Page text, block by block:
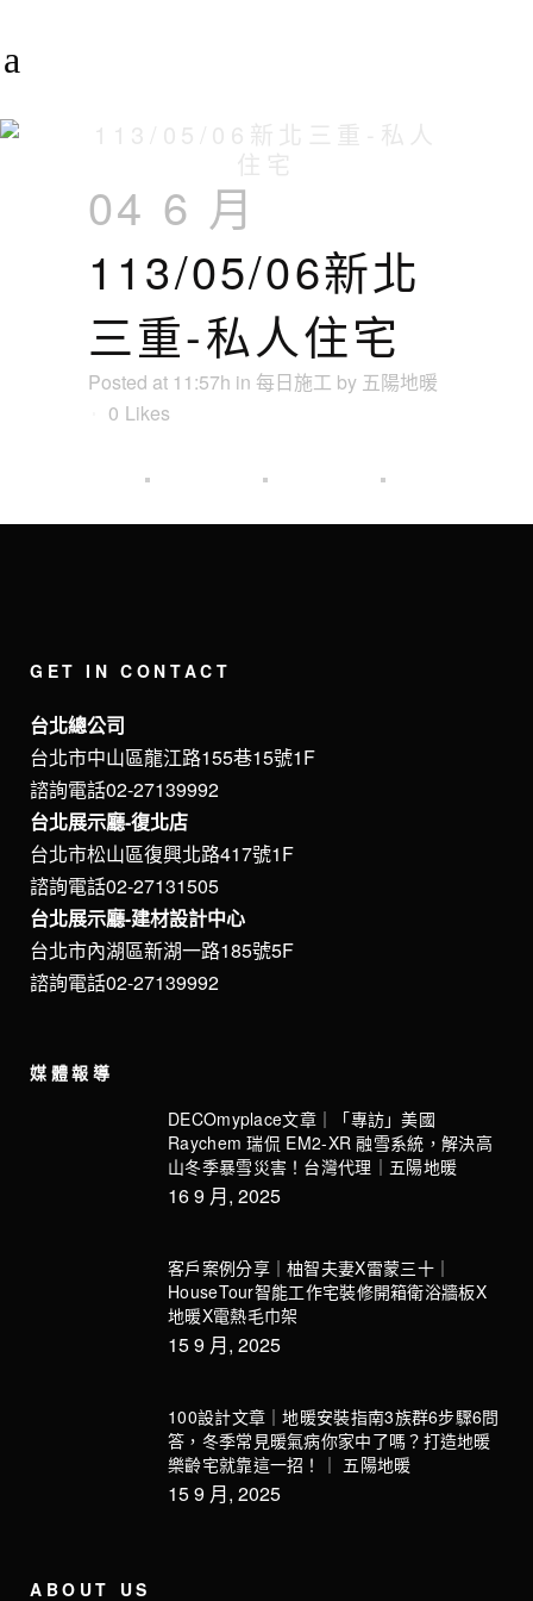
04 6 月
113/05/06新北
三重-私人住宅
Posted at 11:57h in 每日施工 by 五陽地暖
0 Likes
GET IN CONTACT
台北總公司
台北市中山區龍江路155巷15號1F
諮詢電話02-27139992
台北展示廳-復北店
台北市松山區復興北路417號1F
諮詢電話02-27131505
台北展示廳-建材設計中心
台北市內湖區新湖一路185號5F
諮詢電話02-27139992
媒體報導
DECOmyplace文章｜「專訪」美國
Raychem 瑞侃 EM2-XR 融雪系統，解決高
山冬季暴雪災害！台灣代理｜五陽地暖
16 9 月, 2025
客戶案例分享｜柚智夫妻X雷蒙三十｜
HouseTour智能工作宅裝修開箱衛浴牆板X
地暖X電熱毛巾架
15 9 月, 2025
100設計文章｜地暖安裝指南3族群6步驟6問
答，冬季常見暖氣病你家中了嗎？打造地暖
樂齡宅就靠這一招！｜ 五陽地暖
15 9 月, 2025
ABOUT US